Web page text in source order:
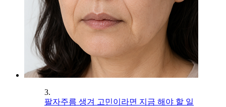
3.
팔자주름 생겨 고민이라면 지금 해야 할 일